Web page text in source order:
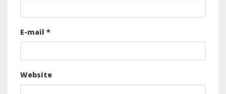
E-mail *
Website